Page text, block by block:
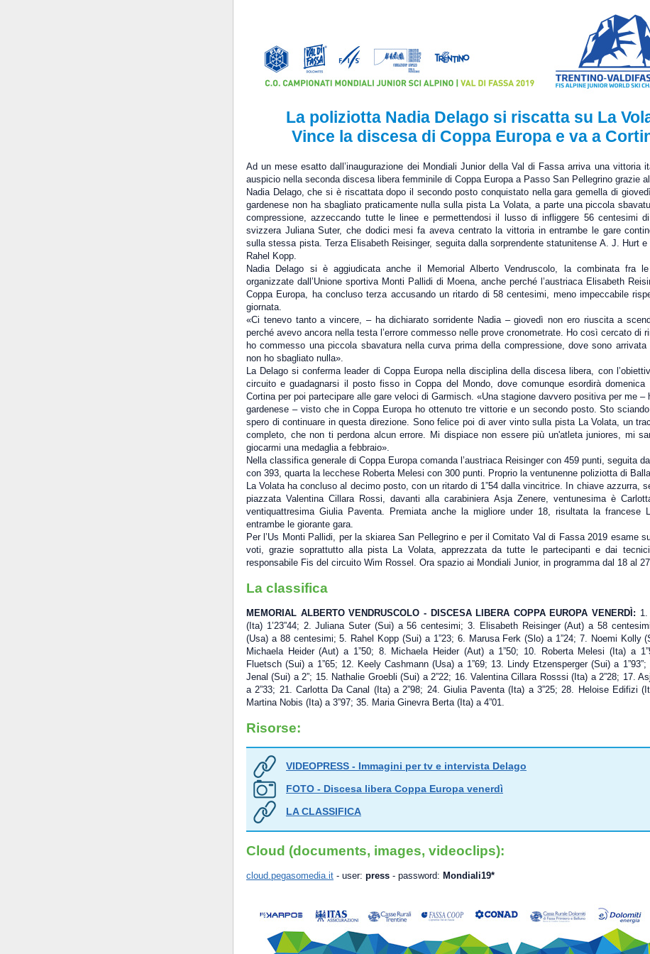
La poliziotta Nadia Delago si riscatta su La
Vince la discesa di Coppa Europa e va a
Ad un mese esatto dall’inaugurazione dei Mondiali Junior della Val di Fassa arriva una vittoria
auspicio nella seconda discesa libera femminile di Coppa Europa a Passo San Pellegrino grazie
Nadia Delago, che si è riscattata dopo il secondo posto conquistato nella gara gemella di
gardenese non ha sbagliato praticamente nulla sulla pista La Volata, a parte una piccola
compressione, azzeccando tutte le linee e permettendosi il lusso di infliggere 56 centesimi
svizzera Juliana Suter, che dodici mesi fa aveva centrato la vittoria in entrambe le gare
sulla stessa pista. Terza Elisabeth Reisinger, seguita dalla sorprendente statunitense A. J. Hurt
Rahel Kopp.
Nadia Delago si è aggiudicata anche il Memorial Alberto Vendruscolo, la combinata fra
organizzate dall’Unione sportiva Monti Pallidi di Moena, anche perché l’austriaca Elisabeth
Coppa Europa, ha concluso terza accusando un ritardo di 58 centesimi, meno impeccabile
giornata.
«Ci tenevo tanto a vincere, – ha dichiarato sorridente Nadia – giovedì non ero riuscita a
perché avevo ancora nella testa l’errore commesso nelle prove cronometrate. Ho così cercato di
ho commesso una piccola sbavatura nella curva prima della compressione, dove sono arrivata
non ho sbagliato nulla».
La Delago si conferma leader di Coppa Europa nella disciplina della discesa libera, con
circuito e guadagnarsi il posto fisso in Coppa del Mondo, dove comunque esordirà domenica
Cortina per poi partecipare alle gare veloci di Garmisch. «Una stagione davvero positiva per me –
gardenese – visto che in Coppa Europa ho ottenuto tre vittorie e un secondo posto. Sto
spero di continuare in questa direzione. Sono felice poi di aver vinto sulla pista La Volata, un
completo, che non ti perdona alcun errore. Mi dispiace non essere più un'atleta juniores, mi
giocarmi una medaglia a febbraio».
Nella classifica generale di Coppa Europa comanda l’austriaca Reisinger con 459 punti, seguita
con 393, quarta la lecchese Roberta Melesi con 300 punti. Proprio la ventunenne poliziotta di
La Volata ha concluso al decimo posto, con un ritardo di 1”54 dalla vincitrice. In chiave azzurra,
piazzata Valentina Cillara Rossi, davanti alla carabiniera Asja Zenere, ventunesima è
ventiquattresima Giulia Paventa. Premiata anche la migliore under 18, risultata la francese
entrambe le giorante gara.
Per l’Us Monti Pallidi, per la skiarea San Pellegrino e per il Comitato Val di Fassa 2019 esame
voti, grazie soprattutto alla pista La Volata, apprezzata da tutte le partecipanti e dai
responsabile Fis del circuito Wim Rossel. Ora spazio ai Mondiali Junior, in programma dal 18 al
La classifica
MEMORIAL ALBERTO VENDRUSCOLO - DISCESA LIBERA COPPA EUROPA VENERDÌ:
(Ita) 1’23”44; 2. Juliana Suter (Sui) a 56 centesimi; 3. Elisabeth Reisinger (Aut) a 58
(Usa) a 88 centesimi; 5. Rahel Kopp (Sui) a 1”23; 6. Marusa Ferk (Slo) a 1”24; 7. Noemi Kolly
Michaela Heider (Aut) a 1”50; 8. Michaela Heider (Aut) a 1”50; 10. Roberta Melesi (Ita) a
Fluetsch (Sui) a 1”65; 12. Keely Cashmann (Usa) a 1”69; 13. Lindy Etzensperger (Sui) a
Jenal (Sui) a 2”; 15. Nathalie Groebli (Sui) a 2”22; 16. Valentina Cillara Rosssi (Ita) a 2”28; 17.
a 2”33; 21. Carlotta Da Canal (Ita) a 2”98; 24. Giulia Paventa (Ita) a 3”25; 28. Heloise Edifizi
Martina Nobis (Ita) a 3”97; 35. Maria Ginevra Berta (Ita) a 4”01.
Risorse:
VIDEOPRESS - Immagini per tv e intervista Delago
FOTO - Discesa libera Coppa Europa venerdì
LA CLASSIFICA
Cloud (documents, images, videoclips):
cloud.pegasomedia.it - user: press - password: Mondiali19*